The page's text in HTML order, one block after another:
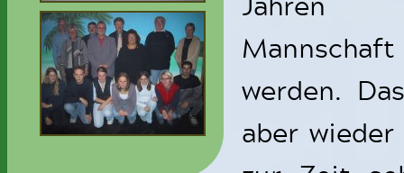
werden.
aber